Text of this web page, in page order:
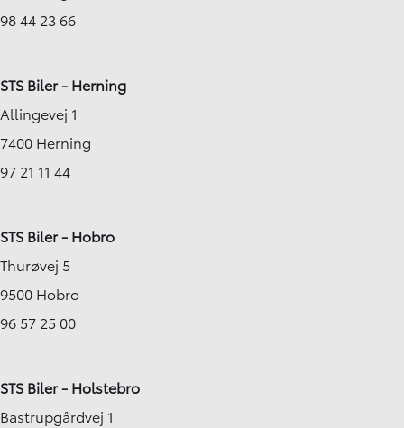
98 44 23 66
STS Biler - Herning
Allingevej 1
7400 Herning
97 21 11 44
STS Biler - Hobro
Thurøvej 5
9500 Hobro
96 57 25 00
STS Biler - Holstebro
Bastrupgårdvej 1